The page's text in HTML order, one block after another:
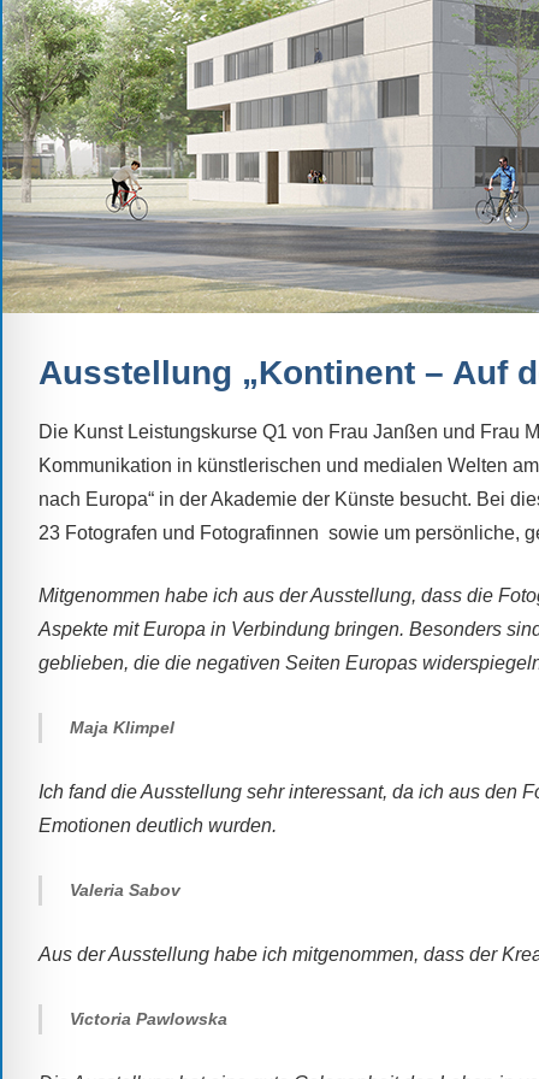
Schule.
Ob
Kontaktdaten,
Informationen
zur
Zusammensetzung
der
Schülerschaft
oder
zur
der
–
wir
versuchen
auf
Fragen
Antworten
zu
Daneben
es
viele
zu
den
unserer
Schule.
Ausstellung „Kontinent – Auf
Die Kunst Leistungskurse Q1 von Frau Janßen und Frau
Kommunikation in künstlerischen und medialen Welten
nach Europa“ in der Akademie der Künste besucht. Bei
23 Fotografen und Fotografinnen sowie um persönliche,
Mitgenommen habe ich aus der Ausstellung, dass die
Aspekte mit Europa in Verbindung bringen. Besonders
geblieben, die die negativen Seiten Europas
Maja Klimpel
Ich fand die Ausstellung sehr interessant, da ich aus den
Emotionen deutlich wurden.
Valeria Sabov
Aus der Ausstellung habe ich mitgenommen, dass der
Victoria Pawlowska